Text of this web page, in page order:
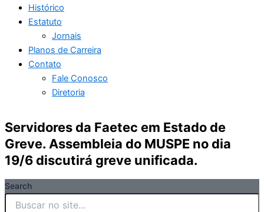
Histórico
Estatuto
Jornais
Planos de Carreira
Contato
Fale Conosco
Diretoria
Servidores da Faetec em Estado de
Greve. Assembleia do MUSPE no dia
19/6 discutirá greve unificada.
Search